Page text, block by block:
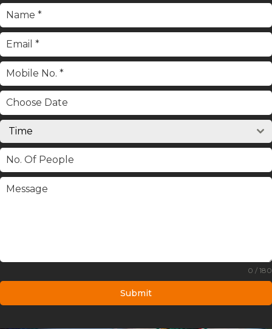
Time
0 / 180
Submit